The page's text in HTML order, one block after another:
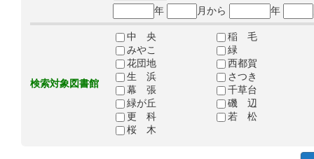
年
月から 年
検索対象図書館
中 央
稲 毛
みやこ
緑
花団地
西都賀
生 浜
さつき
幕 張
千草台
緑が丘
磯 辺
更 科
若 松
桜 木